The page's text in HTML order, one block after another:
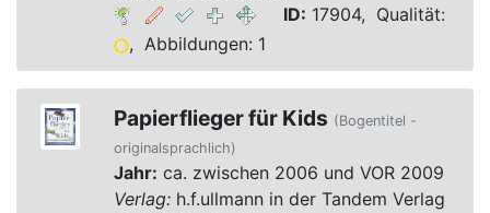
ID: 17904, Qualität:
, Abbildungen: 1
Papierflieger für Kids (Bogentitel -
originalsprachlich)
Jahr: ca. zwischen 2006 und VOR 2009
Verlag:h.f.ullmann in der Tandem Verlag